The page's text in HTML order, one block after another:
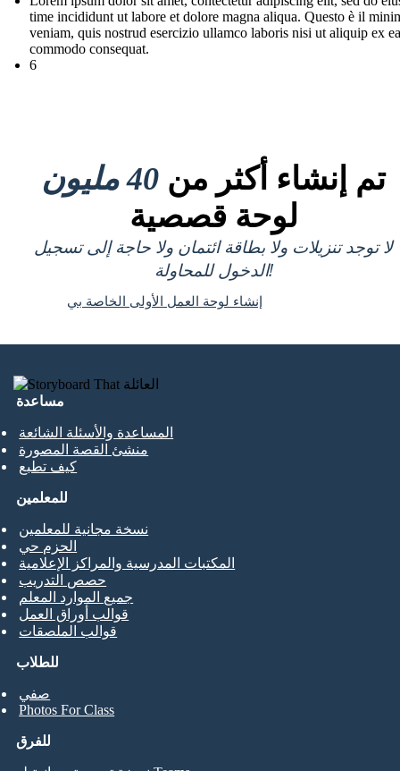
time incididunt ut labore et dolore magna aliqua. Questo è il
veniam, quis nostrud esercizio ullamco laboris nisi ut aliquip ex ea
commodo consequat.
6
تم إنشاء أكثر من 40 مليون
لوحة قصصية
لا توجد تنزيلات ولا بطاقة ائتمان ولا حاجة إلى تسجيل
الدخول للمحاولة!
إنشاء لوحة العمل الأولى الخاصة بي
مساعدة
المساعدة والأسئلة الشائعة
منشئ القصة المصورة
كيف تطبع
للطلاب
صفي
Photos For Class
للمعلمين
نسخة مجانية للمعلمين
الحزم حي
المكتبات المدرسية والمراكز الإعلامية
حصص التدريب
جميع الموارد المعلم
قوالب أوراق العمل
قوالب الملصقات
للفرق